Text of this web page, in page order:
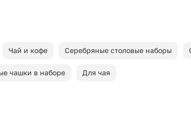
Чай и кофе Серебряные столовые наборы
чашки в наборе Для чая